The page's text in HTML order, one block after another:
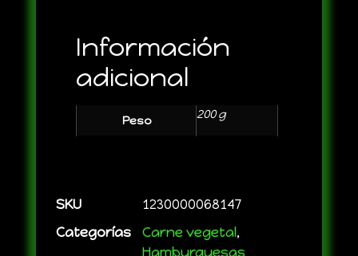
Información
adicional
Peso 200 g
SKU
1230000068147
Categorías
Carne vegetal ,
Hamburguesas